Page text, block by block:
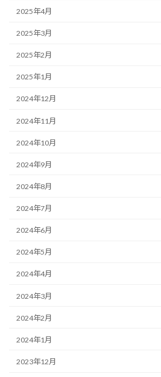
2025年4月
2025年3月
2025年2月
2025年1月
2024年12月
2024年11月
2024年10月
2024年9月
2024年8月
2024年7月
2024年6月
2024年5月
2024年4月
2024年3月
2024年2月
2024年1月
2023年12月